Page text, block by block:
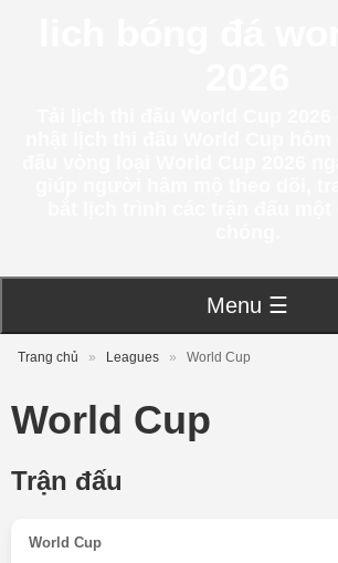
Menu ☰
Trang chủ » Leagues » World Cup
World Cup
Trận đấu
World Cup